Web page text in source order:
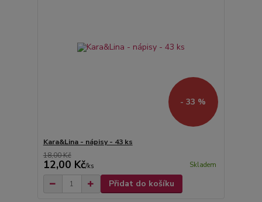
- 33 %
Kara&Lina - nápisy - 43 ks
18,00 Kč
12,00 Kč/ks Skladem
Přidat do košíku